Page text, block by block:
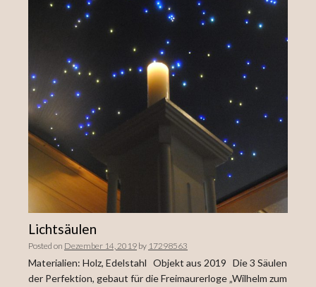
Lichtsäulen
Posted on Dezember 14, 2019 by 17298563
Materialien: Holz, Edelstahl Objekt aus 2019 Die 3 Säulen
der Perfektion, gebaut für die Freimaurerloge „Wilhelm zum